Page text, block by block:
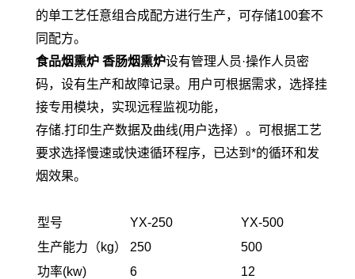
的单工艺任意组合成配方进行生产，可存储100套不
同配方。
食品烟熏炉 香肠烟熏炉设有管理人员·操作人员密
码，设有生产和故障记录。用户可根据需求，选择挂
接专用模块，实现远程监视功能，
存储.打印生产数据及曲线(用户选择）。可根据工艺
要求选择慢速或快速循环程序，已达到*的循环和发
烟效果。
型号 YX-250
YX-500
生产能力（kg）
250
500
功率(kw)
6
12